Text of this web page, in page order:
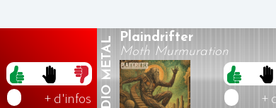
+ d'infos
METAL Plaindrifter
Moth Murmuration
+